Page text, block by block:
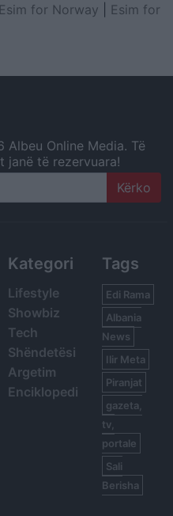
Esim for Norway
Esim for
Albeu Online Media. Të
janë të rezervuara!
Kategori
Lifestyle
Showbiz
Tech
Shëndetësi
Argetim
Enciklopedi
Tags
Edi Rama
Albania
News
Ilir Meta
Piranjat
gazeta,
tv,
portale
Sali
Berisha